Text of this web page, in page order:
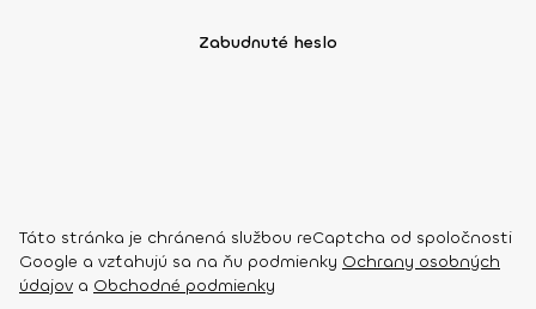
Zabudnuté heslo
Táto stránka je chránená službou reCaptcha od spoločnosti
Google a vzťahujú sa na ňu podmienky Ochrany osobných
údajov a Obchodné podmienky